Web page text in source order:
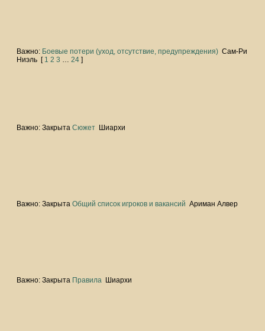
Важно: Боевые потери (уход, отсутствие, предупреждения) Сам-Ри
Ниэль [ 1 2 3 … 24 ]
Важно: ЗакрытаСюжет Шиархи
Важно: ЗакрытаОбщий список игроков и вакансий Ариман Алвер
Важно: Закрыта Правила Шиархи